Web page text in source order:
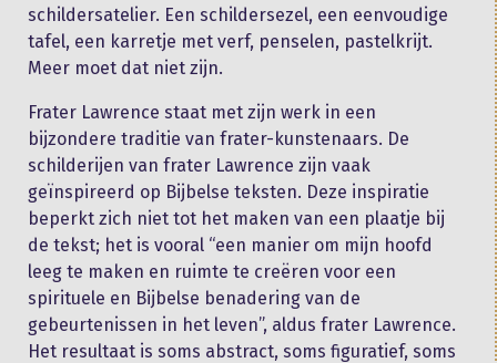
schildersatelier. Een schildersezel, een eenvoudige
tafel, een karretje met verf, penselen, pastelkrijt.
Meer moet dat niet zijn.
Frater Lawrence staat met zijn werk in een
bijzondere traditie van frater-kunstenaars. De
schilderijen van frater Lawrence zijn vaak
geïnspireerd op Bijbelse teksten. Deze inspiratie
beperkt zich niet tot het maken van een plaatje bij
de tekst; het is vooral “een manier om mijn hoofd
leeg te maken en ruimte te creëren voor een
spirituele en Bijbelse benadering van de
gebeurtenissen in het leven”, aldus frater Lawrence.
Het resultaat is soms abstract, soms figuratief, soms